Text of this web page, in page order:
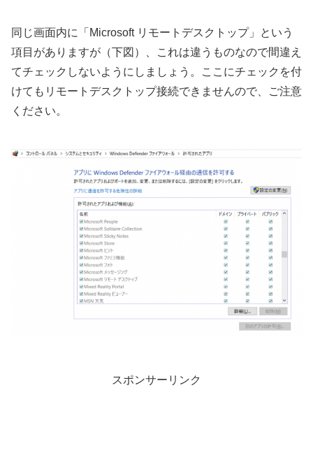
同じ画面内に「Microsoft リモートデスクトップ」という
項目がありますが（下図）、これは違うものなので間違え
てチェックしないようにしましょう。ここにチェックを付
けてもリモートデスクトップ接続できませんので、ご注意
ください。
スポンサーリンク